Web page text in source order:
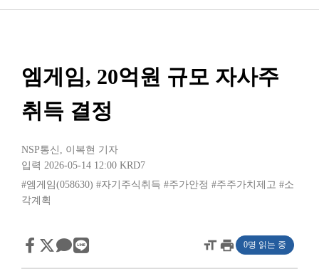
엠게임, 20억원 규모 자사주
취득 결정
NSP통신 , 이복현 기자
입력 2026-05-14 12:00 KRD7
#엠게임(058630) #자기주식취득 #주가안정 #주주가치제고 #소
각계획
format_sizeprint 0명 읽는 중